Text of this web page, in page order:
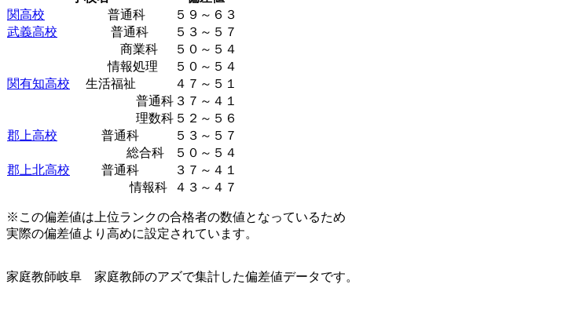
関高校 普通科
５９～６３
武義高校 普通科
５３～５７
商業科
５０～５４
情報処理
５０～５４
関有知高校 生活福祉
４７～５１
普通科 ３７～４１
理数科 ５２～５６
郡上高校 普通科
５３～５７
総合科
５０～５４
郡上北高校 普通科
３７～４１
情報科
４３～４７
※この偏差値は上位ランクの合格者の数値となっているため
実際の偏差値より高めに設定されています。
家庭教師岐阜 家庭教師のアズで集計した偏差値データです。